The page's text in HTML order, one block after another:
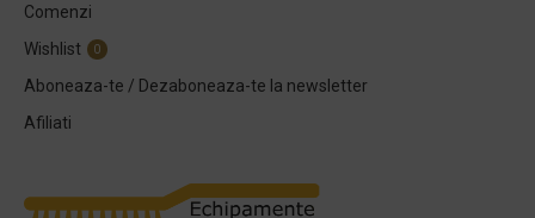
Comenzi
Wishlist
0
Aboneaza-te / Dezaboneaza-te la newsletter
Afiliati